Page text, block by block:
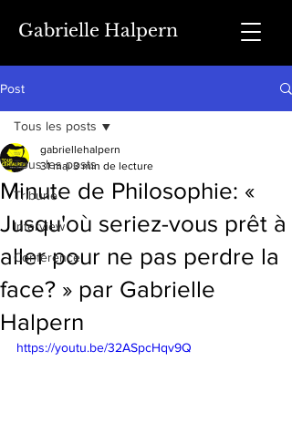
Gabrielle Halpern
Post
Tous les posts
Tribune
Interview
Conférence
Tous les posts
Minute de Philosophie: «
Jusqu'où seriez-vous prêt à
aller pour ne pas perdre la
face? » par Gabrielle
Halpern
gabriellehalpern
31 mai 3 min de lecture
https://youtu.be/32ASpcHqv9Q